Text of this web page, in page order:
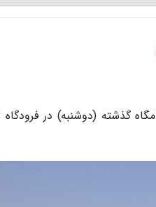
گذشته (دوشنبه) در فرودگاه